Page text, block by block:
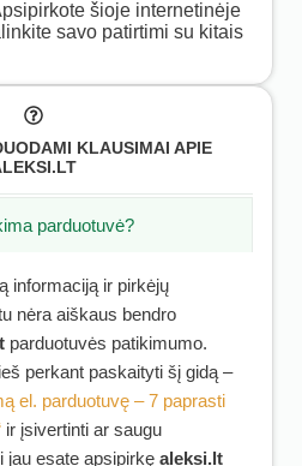
šioje internetinėje
savo patirtimi su kitais
KLAUSIMAI APIE
parduotuvė?
informaciją ir pirkėjų
nėra aiškaus bendro
parduotuvės patikimumo.
perkant paskaityti šį gidą –
el. parduotuvę – 7 paprasti
ir įsivertinti ar saugu
jau esate apsipirkę aleksi.lt